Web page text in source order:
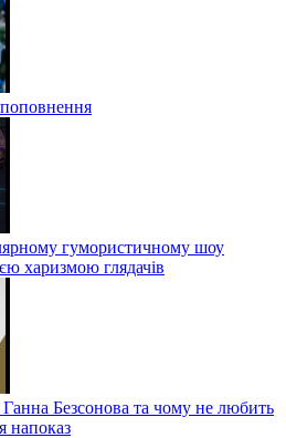
гумористичному шоу
харизмою глядачів
Безсонова та чому не любить
напоказ